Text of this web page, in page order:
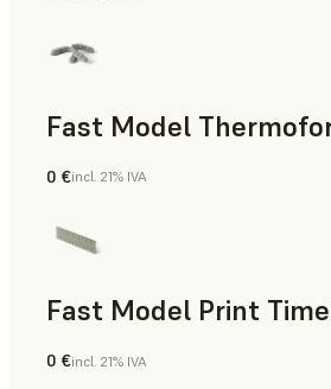
Odontología
0 €incl. 21% IVA
Fast Model Print
Estándar
0 €incl. 21% IVA